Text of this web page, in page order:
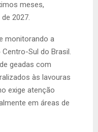
meses,
2027.
monitorando a
Sul do Brasil.
geadas com
às lavouras
exige atenção
em áreas de